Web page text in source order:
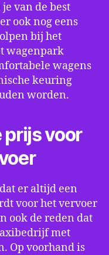
van de best
ook nog eens
bij het
wagenpark
wagens
keuring
worden.
prijs voor
er altijd een
voor het vervoer
ook de reden dat
met
Op voorhand is